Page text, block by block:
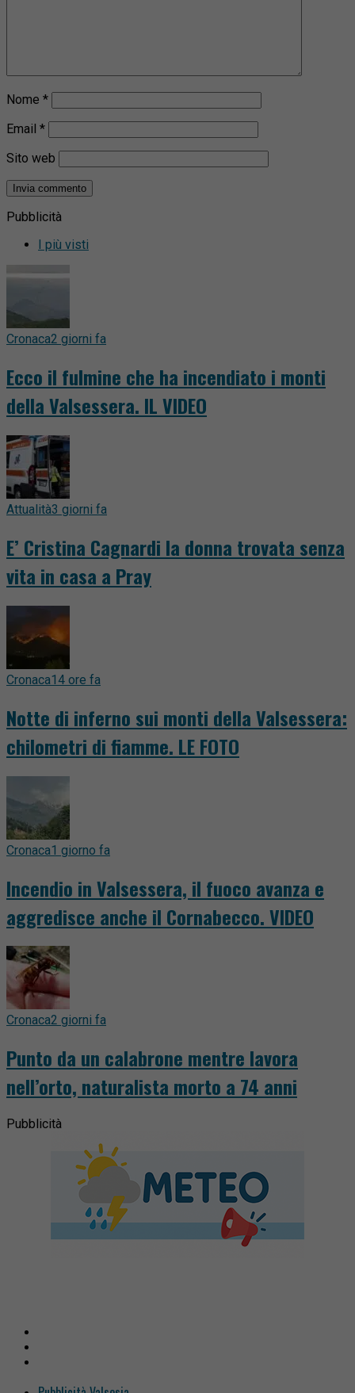
Nome *
Email *
Sito web
Pubblicità
I più visti
Cronaca2 giorni fa
Ecco il fulmine che ha incendiato i monti
della Valsessera. IL VIDEO
Attualità3 giorni fa
E’ Cristina Cagnardi la donna trovata senza
vita in casa a Pray
Cronaca14 ore fa
Notte di inferno sui monti della Valsessera:
chilometri di fiamme. LE FOTO
Cronaca1 giorno fa
Incendio in Valsessera, il fuoco avanza e
aggredisce anche il Cornabecco. VIDEO
Cronaca2 giorni fa
Punto da un calabrone mentre lavora
nell’orto, naturalista morto a 74 anni
Pubblicità